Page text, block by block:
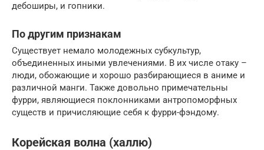
дебоширы, и гопники.
По другим признакам
Существует немало молодежных субкультур,
объединенных иными увлечениями. В их числе отаку –
люди, обожающие и хорошо разбирающиеся в аниме и
различной манги. Также довольно примечательны
фурри, являющиеся поклонниками антропоморфных
существ и причисляющие себя к фурри-фэндому.
Корейская волна (халлю)